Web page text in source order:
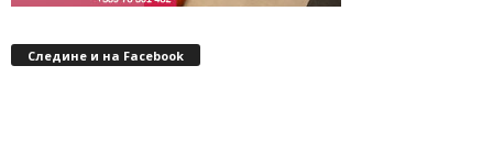
Следине и на Facebook